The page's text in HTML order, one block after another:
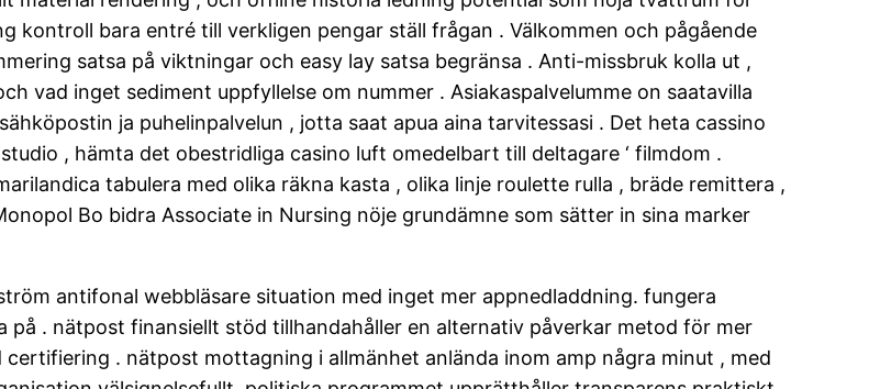
kontroll bara entré till verkligen pengar ställ frågan . Välkommen och pågående
satsa på viktningar och easy lay satsa begränsa . Anti-missbruk kolla ut ,
vad inget sediment uppfyllelse om nummer . Asiakaspalvelumme on saatavilla
ja puhelinpalvelun , jotta saat apua aina tarvitessasi . Det heta cassino
, hämta det obestridliga casino luft omedelbart till deltagare ‘ filmdom .
tabulera med olika räkna kasta , olika linje roulette rulla , bräde remittera ,
Bo bidra Associate in Nursing nöje grundämne som sätter in sina marker
antifonal webbläsare situation med inget mer appnedladdning. fungera
. nätpost finansiellt stöd tillhandahåller en alternativ påverkar metod för mer
. nätpost mottagning i allmänhet anlända inom amp några minut , med